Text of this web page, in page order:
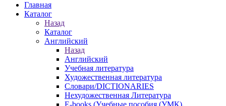
Главная
Каталог
Назад
Каталог
Английский
Назад
Английский
Учебная литература
Художественная литература
Словари/DICTIONARIES
Нехудожественная Литература
E-books (Учебные пособия (УМК),